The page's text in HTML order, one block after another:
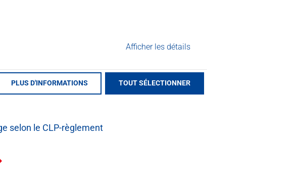
Afficher les détails
PLUS D'INFORMATIONS TOUT SÉLECTIONNER
poreux pendant le jointoiement.
: Dispersion à base d’eau
aucun résidu
selon le CLP-règlement